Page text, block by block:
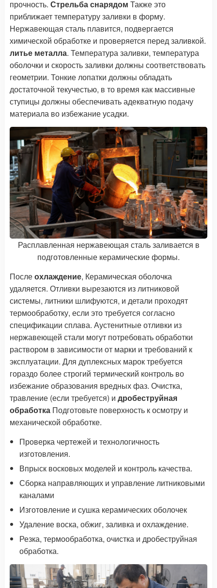
прочность. Стрельба снарядом Также это
приближает температуру заливки в форму.
Нержавеющая сталь плавится, подвергается
химической обработке и проверяется перед заливкой.
литье металла. Температура заливки, температура
оболочки и скорость заливки должны соответствовать
геометрии. Тонкие лопатки должны обладать
достаточной текучестью, в то время как массивные
ступицы должны обеспечивать адекватную подачу
материала во избежание усадки.
Расплавленная нержавеющая сталь заливается в
подготовленные керамические формы.
Послеохлаждение, Керамическая оболочка
удаляется. Отливки вырезаются из литниковой
системы, литники шлифуются, и детали проходят
термообработку, если это требуется согласно
спецификации сплава. Аустенитные отливки из
нержавеющей стали могут потребовать обработки
раствором в зависимости от марки и требований к
эксплуатации. Для дуплексных марок требуется
гораздо более строгий термический контроль во
избежание образования вредных фаз. Очистка,
травление (если требуется) и дробеструйная
обработка Подготовьте поверхность к осмотру и
механической обработке.
Проверка чертежей и технологичность
изготовления.
Впрыск восковых моделей и контроль качества.
Сборка направляющих и управление литниковыми
каналами
Изготовление и сушка керамических оболочек
Удаление воска, обжиг, заливка и охлаждение.
Резка, термообработка, очистка и дробеструйная
обработка.